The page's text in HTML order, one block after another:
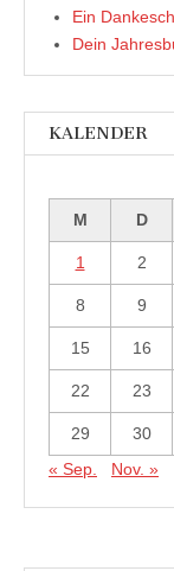
Ein
Dein
KALENDER
M
D
1 2
8 9
15 16
22 23
29 30
« Sep.
Nov. »